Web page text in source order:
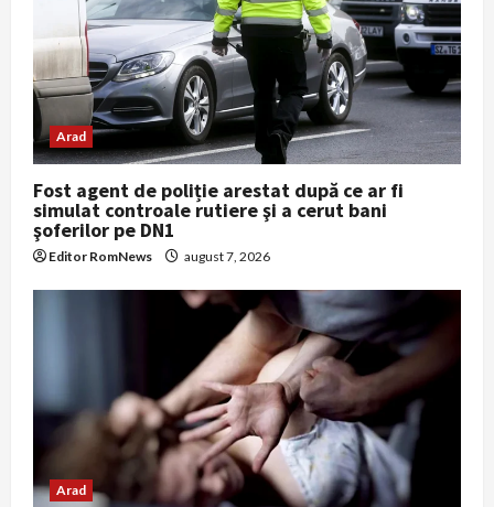
n
Arad
Fost agent de poliție arestat după ce ar fi
simulat controale rutiere şi a cerut bani
şoferilor pe DN1
Editor RomNews august 7, 2026
Arad